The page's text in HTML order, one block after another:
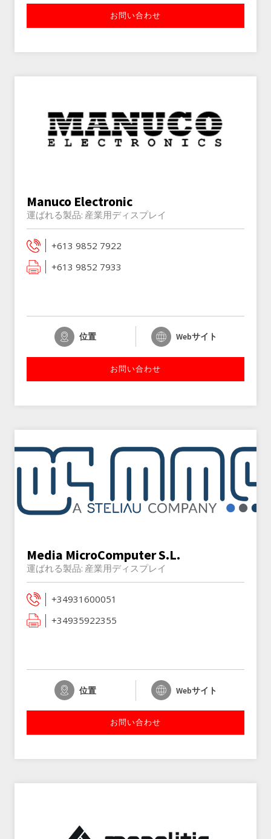
お問い合わせ
Manuco Electronic
運ばれる製品: 産業用ディスプレイ
+613 9852 7922
+613 9852 7933
位置 Webサイト
お問い合わせ
Media MicroComputer S.L.
運ばれる製品: 産業用ディスプレイ
+34931600051
+34935922355
位置 Webサイト
お問い合わせ